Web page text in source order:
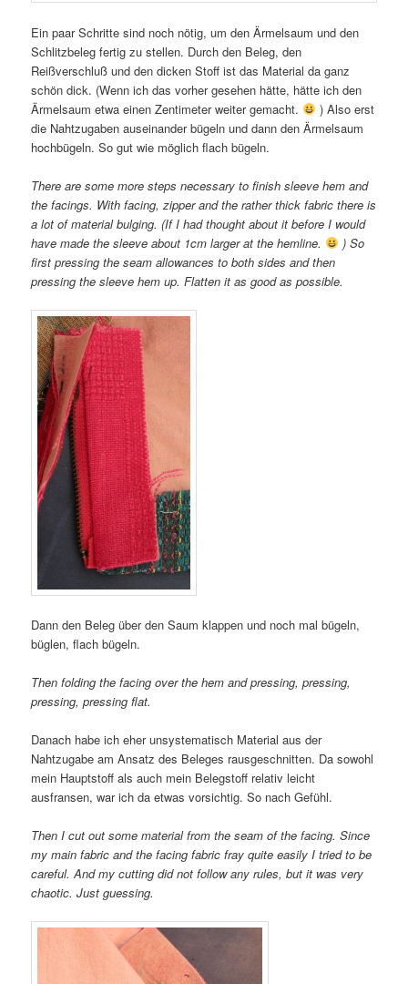
Ein paar Schritte sind noch nötig, um den Ärmelsaum und den
Schlitzbeleg fertig zu stellen. Durch den Beleg, den
Reißverschluß und den dicken Stoff ist das Material da ganz
schön dick. (Wenn ich das vorher gesehen hätte, hätte ich den
Ärmelsaum etwa einen Zentimeter weiter gemacht.
) Also erst
die Nahtzugaben auseinander bügeln und dann den Ärmelsaum
hochbügeln. So gut wie möglich flach bügeln.
There are some more steps necessary to finish sleeve hem and
the facings. With facing, zipper and the rather thick fabric there is
a lot of material bulging. (If I had thought about it before I would
have made the sleeve about 1cm larger at the hemline.
) So
first pressing the seam allowances to both sides and then
pressing the sleeve hem up. Flatten it as good as possible.
Dann den Beleg über den Saum klappen und noch mal bügeln,
büglen, flach bügeln.
Then folding the facing over the hem and pressing, pressing,
pressing, pressing flat.
Danach habe ich eher unsystematisch Material aus der
Nahtzugabe am Ansatz des Beleges rausgeschnitten. Da sowohl
mein Hauptstoff als auch mein Belegstoff relativ leicht
ausfransen, war ich da etwas vorsichtig. So nach Gefühl.
Then I cut out some material from the seam of the facing. Since
my main fabric and the facing fabric fray quite easily I tried to be
careful. And my cutting did not follow any rules, but it was very
chaotic. Just guessing.